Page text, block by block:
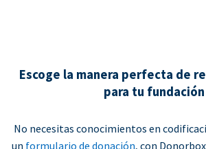
Escoge la manera perfecta de
para tu fundación
No necesitas conocimientos en
un formulario de donación, con